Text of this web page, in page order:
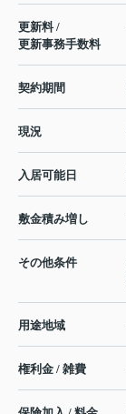
更新料 /
更新事務手数料
契約期間
現況
入居可能日
敷金積み増し
その他条件
用途地域
権利金 / 雑費